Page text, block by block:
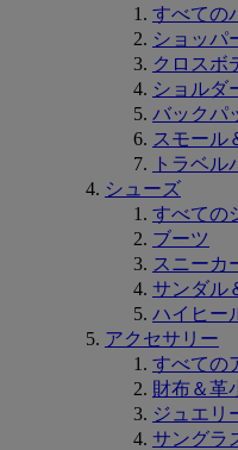
すべての
ショッパ
クロスボ
ショルダ
バックパ
スモール
トラベル
シューズ
すべての
ブーツ
スニーカ
サンダル
ハイヒー
アクセサリー
すべての
財布＆革
ジュエリ
サングラ